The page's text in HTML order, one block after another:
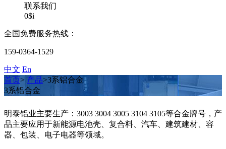
联系我们
0$i
全国免费服务热线：
159-0364-1529
中文 En
首页> 产品>3系铝合金
3系铝合金
明泰铝业主要生产：3003 3004 3005 3104 3105等合金牌号，产
品主要应用于新能源电池壳、复合料、汽车、建筑建材、容
器、包装、电子电器等领域。